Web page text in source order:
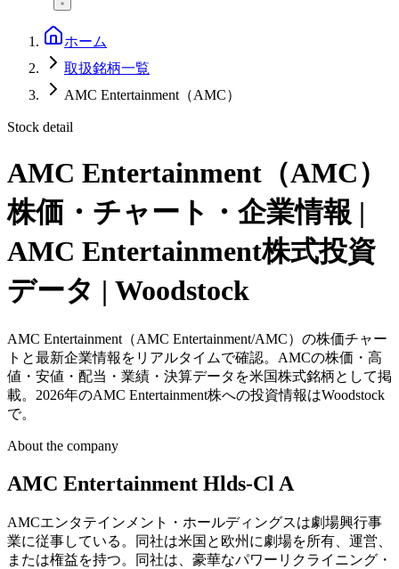
ホーム
取扱銘柄一覧
AMC Entertainment（AMC）
Stock detail
AMC Entertainment（AMC）
株価・チャート・企業情報 |
AMC Entertainment株式投資
データ | Woodstock
AMC Entertainment（AMC Entertainment/AMC）の株価チャー
トと最新企業情報をリアルタイムで確認。AMCの株価・高
値・安値・配当・業績・決算データを米国株式銘柄として掲
載。2026年のAMC Entertainment株への投資情報はWoodstock
で。
About the company
AMC Entertainment Hlds-Cl A
AMCエンタテインメント・ホールディングスは劇場興行事
業に従事している。同社は米国と欧州に劇場を所有、運営、
または権益を持つ。同社は、豪華なパワーリクライニング・